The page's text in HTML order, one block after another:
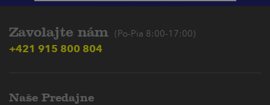
Zavolajte nám (Po-Pia 8:00-17:00)
+421 915 800 804
Naše Predajne